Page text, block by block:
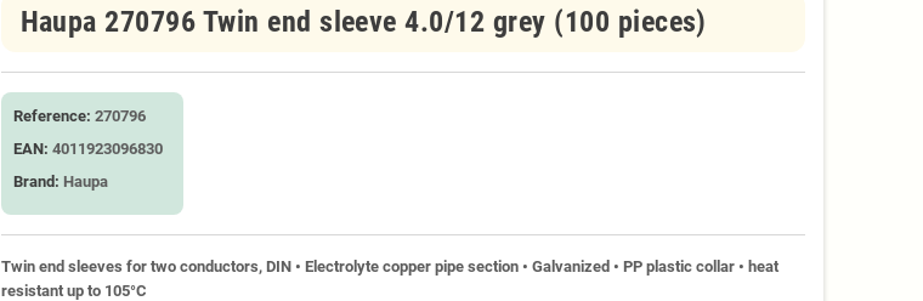
Haupa 270796 Twin end sleeve 4.0/12 grey (100 pieces)
Reference: 270796
EAN: 4011923096830
Brand: Haupa
Twin end sleeves for two conductors, DIN • Electrolyte copper pipe section • Galvanized • PP plastic collar • heat
resistant up to 105°C